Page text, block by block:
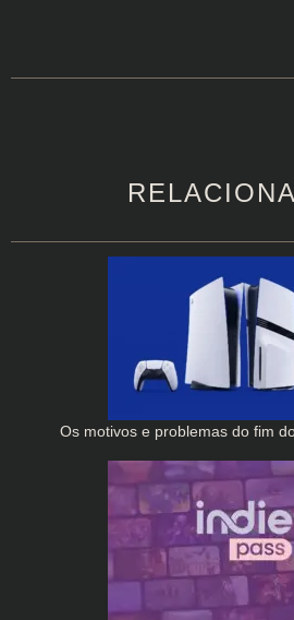
Os motivos e problemas do fim